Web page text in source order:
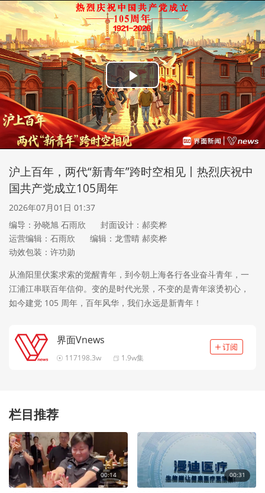
Play
Video
沪上百年，两代“新青年”跨时空相见丨热烈庆祝中
国共产党成立105周年
2026年07月01日 01:37
编导：孙晓旭 石雨欣
封面设计：郝奕桦
运营编辑：石雨欣
编辑：龙雪晴 郝奕桦
动效包装：许功勋
从渔阳里伏案求索的觉醒青年，到今朝上海各行各业奋斗青年，一
江浦江串联百年信仰。变的是时代光景，不变的是青年滚烫初心，
如今建党 105 周年，百年风华，我们永远是新青年！
界面Vnews
117198.3w 1.9w集
栏目推荐
00:14 00:31